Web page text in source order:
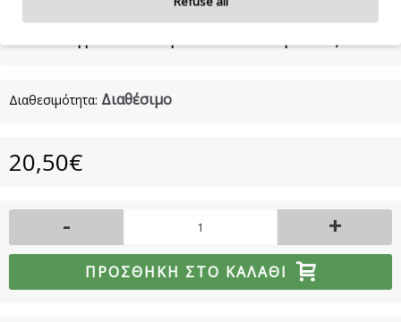
Για την πιο πλήρη και ενημερωμένη λίστα συστατικών,
Διαθεσιμότητα: Διαθέσιμο
20,50€
- +
ΠΡΟΣΘΉΚΗ ΣΤΟ ΚΑΛΆΘΙ